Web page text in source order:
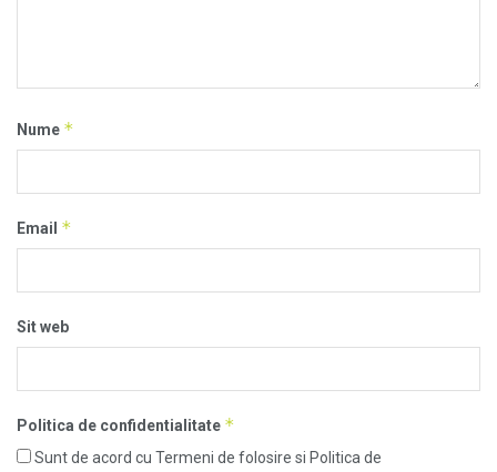
Nume *
Email *
Sit web
Politica de confidentialitate *
Sunt de acord cu Termeni de folosire si Politica de